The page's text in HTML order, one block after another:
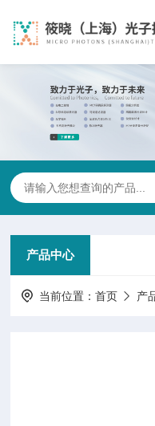
产品中心
当前位置：首页 产